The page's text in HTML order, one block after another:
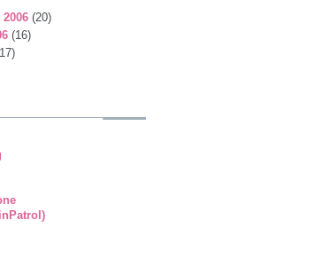
(20)
(16)